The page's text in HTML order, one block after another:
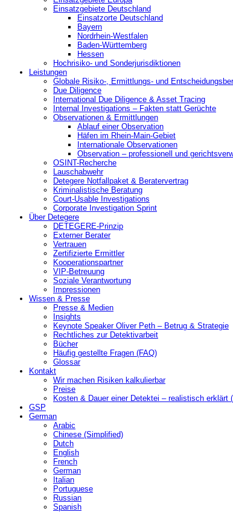
Einsatzgebiete Deutschland
Einsatzorte Deutschland
Bayern
Nordrhein-Westfalen
Baden-Württemberg
Hessen
Hochrisiko- und Sonderjurisdiktionen
Leistungen
Globale Risiko-, Ermittlungs- und
Due Diligence
International Due Diligence & Asset Tracing
Internal Investigations – Fakten statt Gerüchte
Observationen & Ermittlungen
Ablauf einer Observation
Häfen im Rhein-Main-Gebiet
Internationale Observationen
Observation – professionell und
OSINT-Recherche
Lauschabwehr
Detegere Notfallpaket & Beratervertrag
Kriminalistische Beratung
Court-Usable Investigations
Corporate Investigation Sprint
Über Detegere
DETEGERE-Prinzip
Externer Berater
Vertrauen
Zertifizierte Ermittler
Kooperationspartner
VIP-Betreuung
Soziale Verantwortung
Impressionen
Wissen & Presse
Presse & Medien
Insights
Keynote Speaker Oliver Peth – Betrug & Strategie
Rechtliches zur Detektivarbeit
Bücher
Häufig gestellte Fragen (FAQ)
Glossar
Kontakt
Wir machen Risiken kalkulierbar
Preise
Kosten & Dauer einer Detektei – realistisch erklärt
GSP
German
Arabic
Chinese (Simplified)
Dutch
English
French
German
Italian
Portuguese
Russian
Spanish